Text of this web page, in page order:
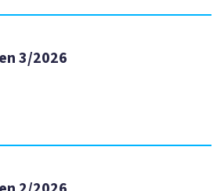
3/2026